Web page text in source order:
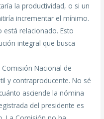
la productividad, o si un
incrementar el mínimo.
relacionado. Esto
integral que busca
Nacional de
y contraproducente. No sé
asciende la nómina
del presidente es